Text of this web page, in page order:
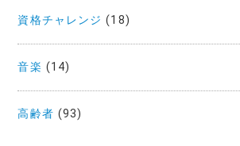
資格チャレンジ (18)
音楽 (14)
高齢者 (93)